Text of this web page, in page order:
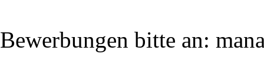
Bewerbungen bitte an: